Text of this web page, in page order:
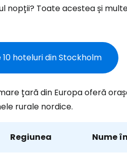
nopții? Toate acestea și
hoteluri din Stockholm
țară din Europa oferă
rurale nordice.
Regiunea Nume
... comunitatea mondială a